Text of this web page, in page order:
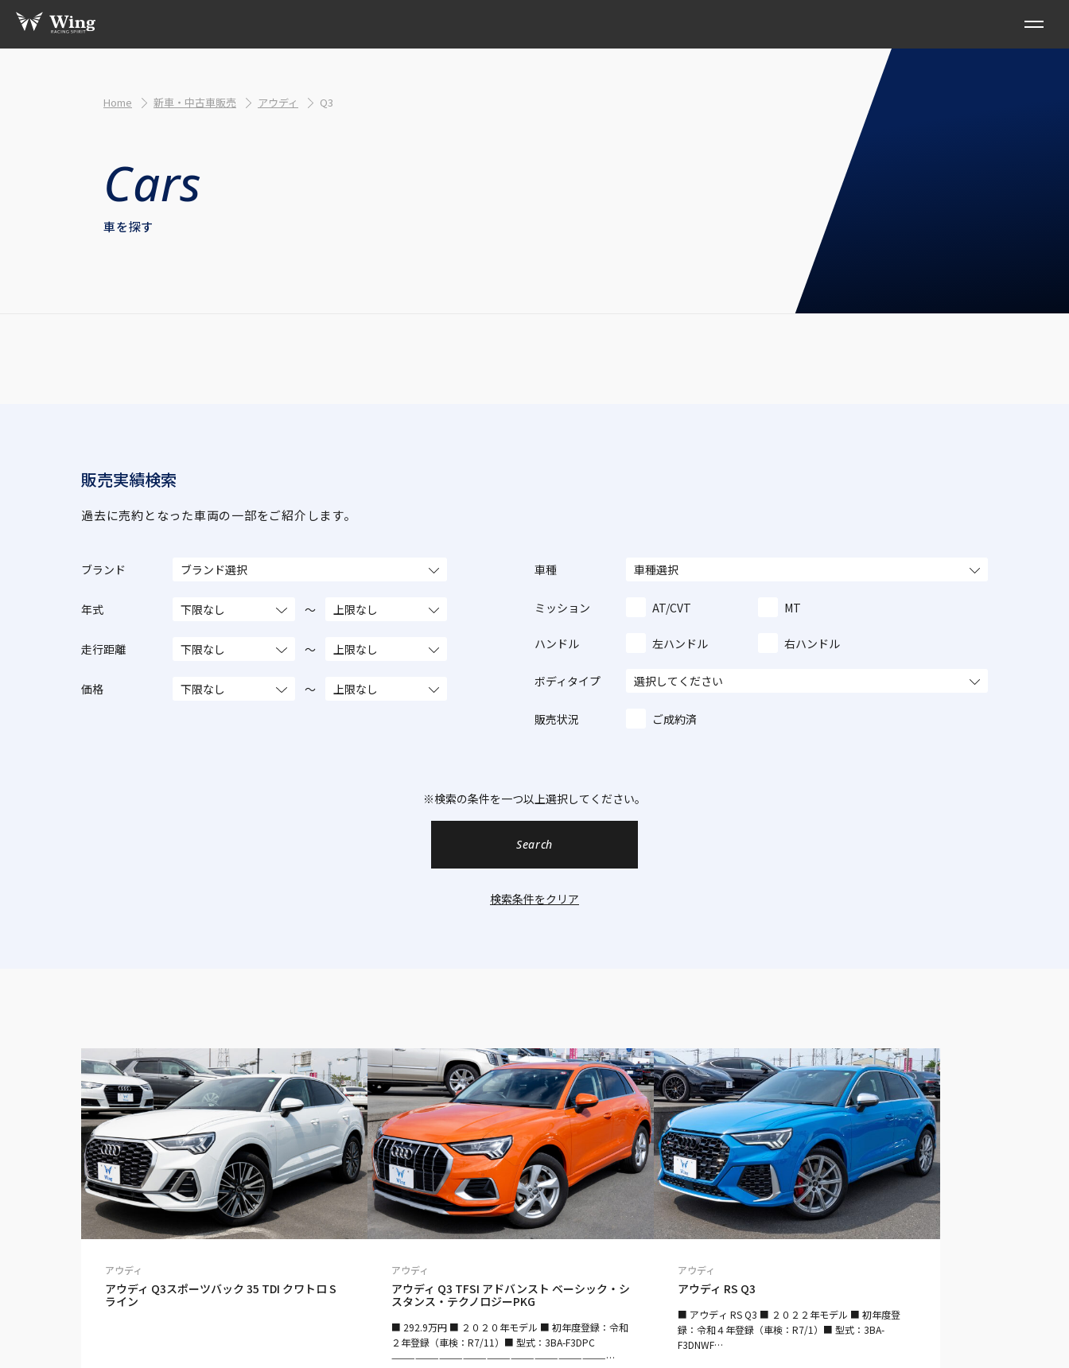
Home 新車・中古車販売 アウディ Q3
車を探す
販売実績検索
過去に売約となった車両の一部をご紹介します。
ブランド
年式 ～
走行距離 ～
価格 ～
車種
ミッション AT/CVT MT
ハンドル 左ハンドル 右ハンドル
ボディタイプ
販売状況 ご成約済
※検索の条件を一つ以上選択してください。
アウディ
アウディ Q3スポーツバック 35 TDI クワトロ S
ライン
アウディ
アウディ Q3 TFSI アドバンスト ベーシック・シ
スタンス・テクノロジーPKG
■ 292.9万円 ■ ２０２０年モデル ■ 初年度登録：令和
２年登録（車検：R7/11）■ 型式：3BA-F3DPC
——————————————————————————————-
アウディ
アウディ RS Q3
■ アウディ RS Q3 ■ ２０２２年モデル ■ 初年度登
録：令和４年登録（車検：R7/1）■ 型式：3BA-
F3DNWF